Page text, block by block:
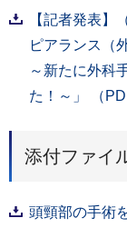
【記者発表】
ピアランス（
～新たに外科
た！～」 （
添付ファイ
頭頸部の手術